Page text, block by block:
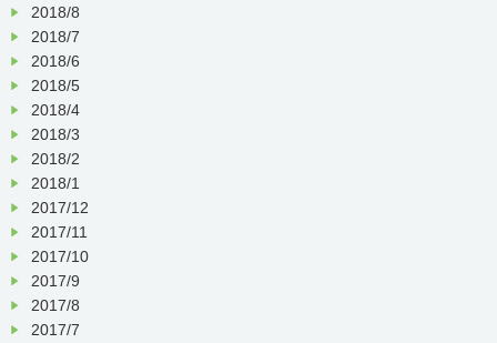
2018/8
2018/7
2018/6
2018/5
2018/4
2018/3
2018/2
2018/1
2017/12
2017/11
2017/10
2017/9
2017/8
2017/7